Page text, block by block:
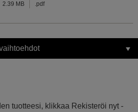
2.39 MB .pdf
tuotteesi, klikkaa Rekisteröi nyt -